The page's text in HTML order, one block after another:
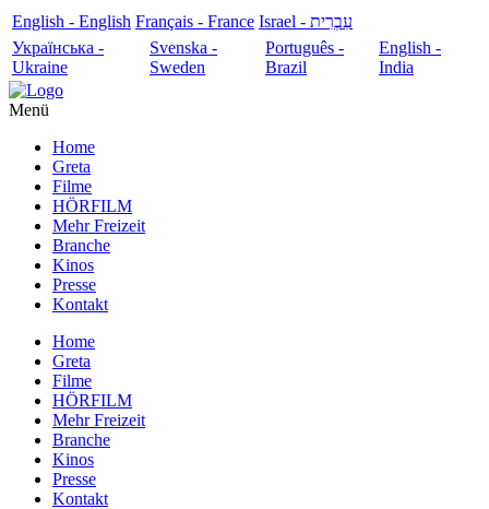
English - English Français - France
עִבְרִית - Israel
Українська -
Ukraine
Svenska -
Sweden
Português -
Brazil
English -
India
Menü
Home
Greta
Filme
HÖRFILM
Mehr Freizeit
Branche
Kinos
Presse
Kontakt
Home
Greta
Filme
HÖRFILM
Mehr Freizeit
Branche
Kinos
Presse
Kontakt